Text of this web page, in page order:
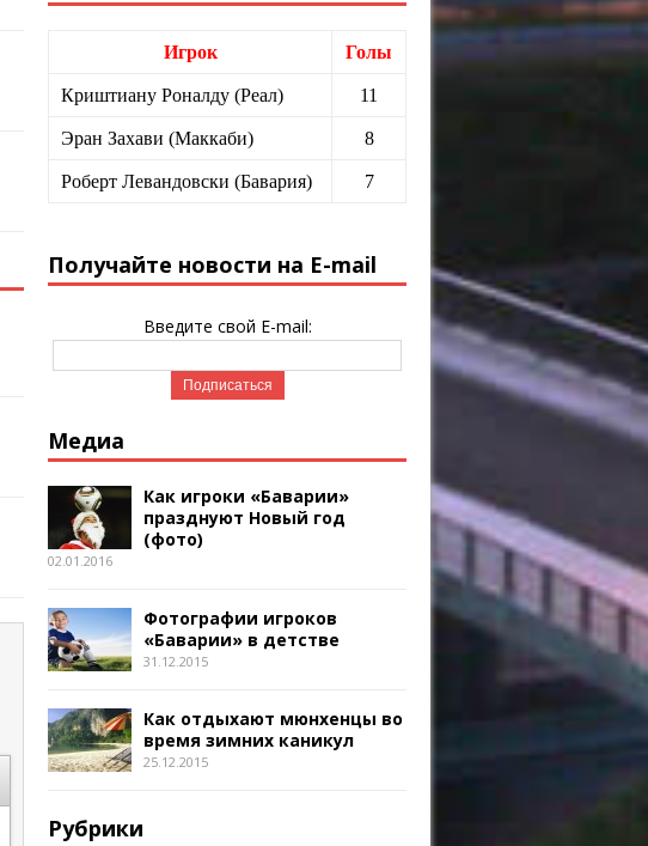
Игрок Голы
Криштиану Роналду (Реал) 11
Эран Захави (Маккаби) 8
Роберт Левандовски (Бавария) 7
Получайте новости на E-mail
Введите свой E-mail:
Медиа
Как игроки «Баварии»
празднуют Новый год
(фото)
02.01.2016
Фотографии игроков
«Баварии» в детстве
31.12.2015
Как отдыхают мюнхенцы во
время зимних каникул
25.12.2015
Рубрики